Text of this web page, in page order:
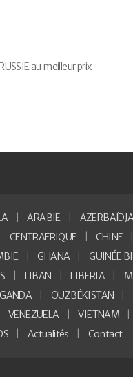
au meilleur prix.
ARABIE
CENTRAFRIQUE CHINE
GHANA GUINÉE
LIBAN LIBERIA
OUZBÉKISTAN
VENEZUELA VIETNAM
Actualités Contact